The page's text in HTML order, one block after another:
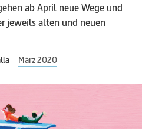
ab April neue Wege und
jeweils alten und neuen
März 2020